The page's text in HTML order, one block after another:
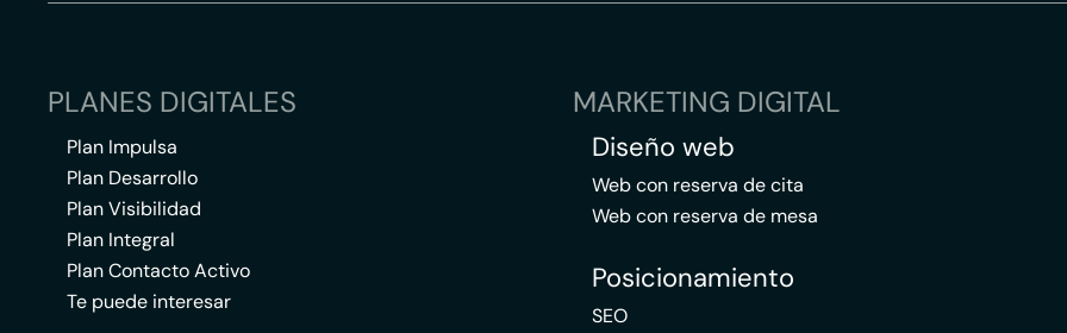
PLANES DIGITALES
Plan Impulsa
Plan Desarrollo
Plan Visibilidad
Plan Integral
Plan Contacto Activo
Te puede interesar
MARKETING DIGITAL
Diseño web
Web con reserva de cita
Web con reserva de mesa
Posicionamiento
SEO